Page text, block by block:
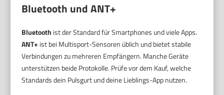
Bluetooth und ANT+
Bluetooth ist der Standard für Smartphones und viele Apps.
ANT+ist bei Multisport-Sensoren üblich und bietet stabile
Verbindungen zu mehreren Empfängern. Manche Geräte
unterstützen beide Protokolle. Prüfe vor dem Kauf, welche
Standards dein Pulsgurt und deine Lieblings-App nutzen.